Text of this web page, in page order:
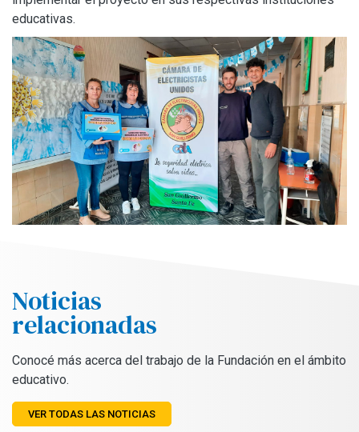
educativas.
Noticias
relacionadas
Conocé más acerca del trabajo de la Fundación en el ámbito
educativo.
VER TODAS LAS NOTICIAS